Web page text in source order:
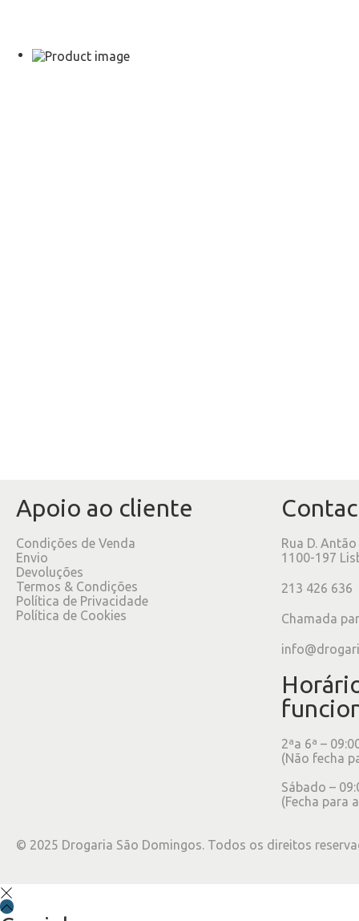
Apoio ao cliente
Condições de Venda
Envio
Devoluções
Termos & Condições
Política de Privacidade
Política de Cookies
Rua D.
1100-197
213 426 636
Chamada
2ªa 6ª –
(Não fecha
Sábado –
(Fecha para
© 2025 Drogaria São Domingos. Todos os direitos